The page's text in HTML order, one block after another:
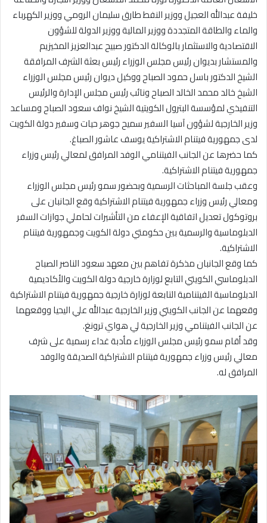
خليفة عبدالله العجيل ووزير النفط طارق سليمان الرومي ووزير الكهرباء
والماء والطاقة المتجددة ووزير المالية ووزير الدولة للشؤون
الاقتصادية والاستثمار بالوكالة الدكتور صبيح عبدالعزيز المخيزيم
والمستشار بديوان رئيس مجلس الوزراء رئيس بعثة الشرف المرافقة
الشيخ الدكتور باسل حمود الصباح ووكيل ديوان رئيس مجلس الوزراء
الشيخ خالد محمد الخالد الصباح ونائب رئيس مجلس الإدارة والرئيس
التنفيذي لمؤسسة البترول الكويتية الشيخ نواف سعود الصباح ومساعد
وزير الخارجية لشؤون آسيا السفير سميح جوهر حيات وسفير دولة الكويت
لدى جمهورية فيتنام الاشتراكية يوسف عاشور الصباغ.
كما حضرها عن الجانب الفيتنامي الوفد المرافق لمعالي رئيس وزراء
جمهورية فيتنام الاشتراكية.
وعقب جلسة المباحثات الرسمية وبحضور سمو رئيس مجلس الوزراء
ومعالي رئيس وزراء جمهورية فيتنام الاشتراكية وقع الجانبان على
بروتوكول تعديل اتفاقية الإعفاء من التأشيرات لحاملي جوازات السفر
الدبلوماسية والرسمية بين حكومتي دولة الكويت وجمهورية فيتنام
الاشتراكية.
كما وقع الجانبان مذكرة تفاهم بين معهد سعود الناصر الصباح
الدبلوماسي الكويتي التابع لوزارة خارجية دولة الكويت والأكاديمية
الدبلوماسية الفيتنامية التابعة لوزارة خارجية جمهورية فيتنام الاشتراكية
وقعهما عن الجانب الكويتي وزير الخارجية عبدالله علي اليحيا ووقعهما
عن الجانب الفيتنامي وزير الخارجية لي هواي ترونغ.
وقد أقام سمو رئيس مجلس الوزراء مأدبة غداء رسمية على شرف
معالي رئيس وزراء جمهورية فيتنام الاشتراكية الصديقة والوفد
المرافق له.